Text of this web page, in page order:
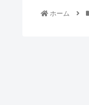
ホーム